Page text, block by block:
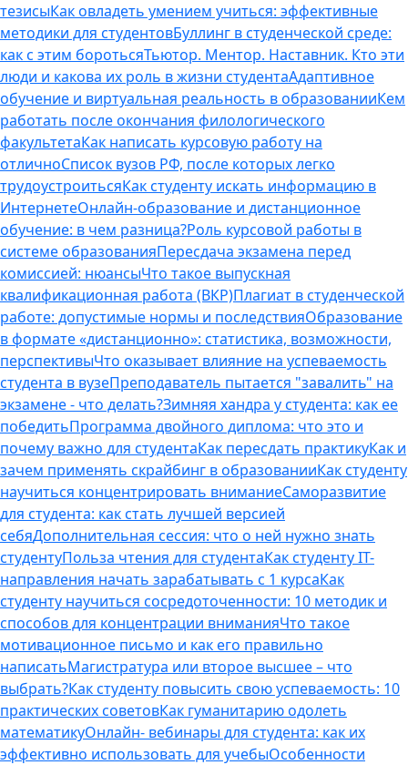
тезисыКак овладеть умением учиться: эффективные
методики для студентовБуллинг в студенческой среде:
как с этим боротьсяТьютор. Ментор. Наставник. Кто эти
люди и какова их роль в жизни студентаАдаптивное
обучение и виртуальная реальность в образованииКем
работать после окончания филологического
факультетаКак написать курсовую работу на
отличноСписок вузов РФ, после которых легко
трудоустроитьсяКак студенту искать информацию в
ИнтернетеОнлайн-образование и дистанционное
обучение: в чем разница?Роль курсовой работы в
системе образованияПересдача экзамена перед
комиссией: нюансыЧто такое выпускная
квалификационная работа (ВКР)Плагиат в студенческой
работе: допустимые нормы и последствияОбразование
в формате «дистанционно»: статистика, возможности,
перспективыЧто оказывает влияние на успеваемость
студента в вузеПреподаватель пытается "завалить" на
экзамене - что делать?Зимняя хандра у студента: как ее
победитьПрограмма двойного диплома: что это и
почему важно для студентаКак пересдать практикуКак и
зачем применять скрайбинг в образованииКак студенту
научиться концентрировать вниманиеСаморазвитие
для студента: как стать лучшей версией
себяДополнительная сессия: что о ней нужно знать
студентуПольза чтения для студентаКак студенту IT-
направления начать зарабатывать с 1 курсаКак
студенту научиться сосредоточенности: 10 методик и
способов для концентрации вниманияЧто такое
мотивационное письмо и как его правильно
написатьМагистратура или второе высшее – что
выбрать?Как студенту повысить свою успеваемость: 10
практических советовКак гуманитарию одолеть
математикуОнлайн- вебинары для студента: как их
эффективно использовать для учебыОсобенности